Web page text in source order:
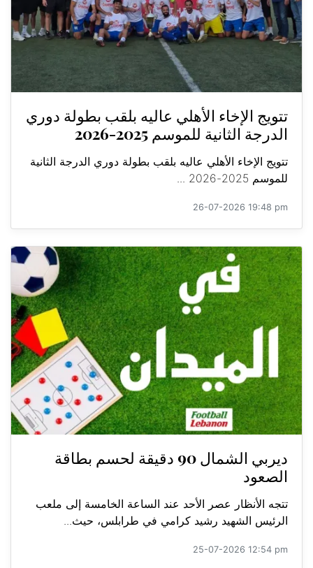
تتويج الإخاء الأهلي عاليه بلقب بطولة دوري
الدرجة الثانية للموسم 2025-2026
تتويج الإخاء الأهلي عاليه بلقب بطولة دوري الدرجة الثانية
للموسم 2025-2026 ...
26-07-2026 19:48 pm
ديربي الشمال 90 دقيقة لحسم بطاقة
الصعود
تتجه الأنظار عصر الأحد عند الساعة الخامسة إلى ملعب
الرئيس الشهيد رشيد كرامي في طرابلس، حيث...
25-07-2026 12:54 pm